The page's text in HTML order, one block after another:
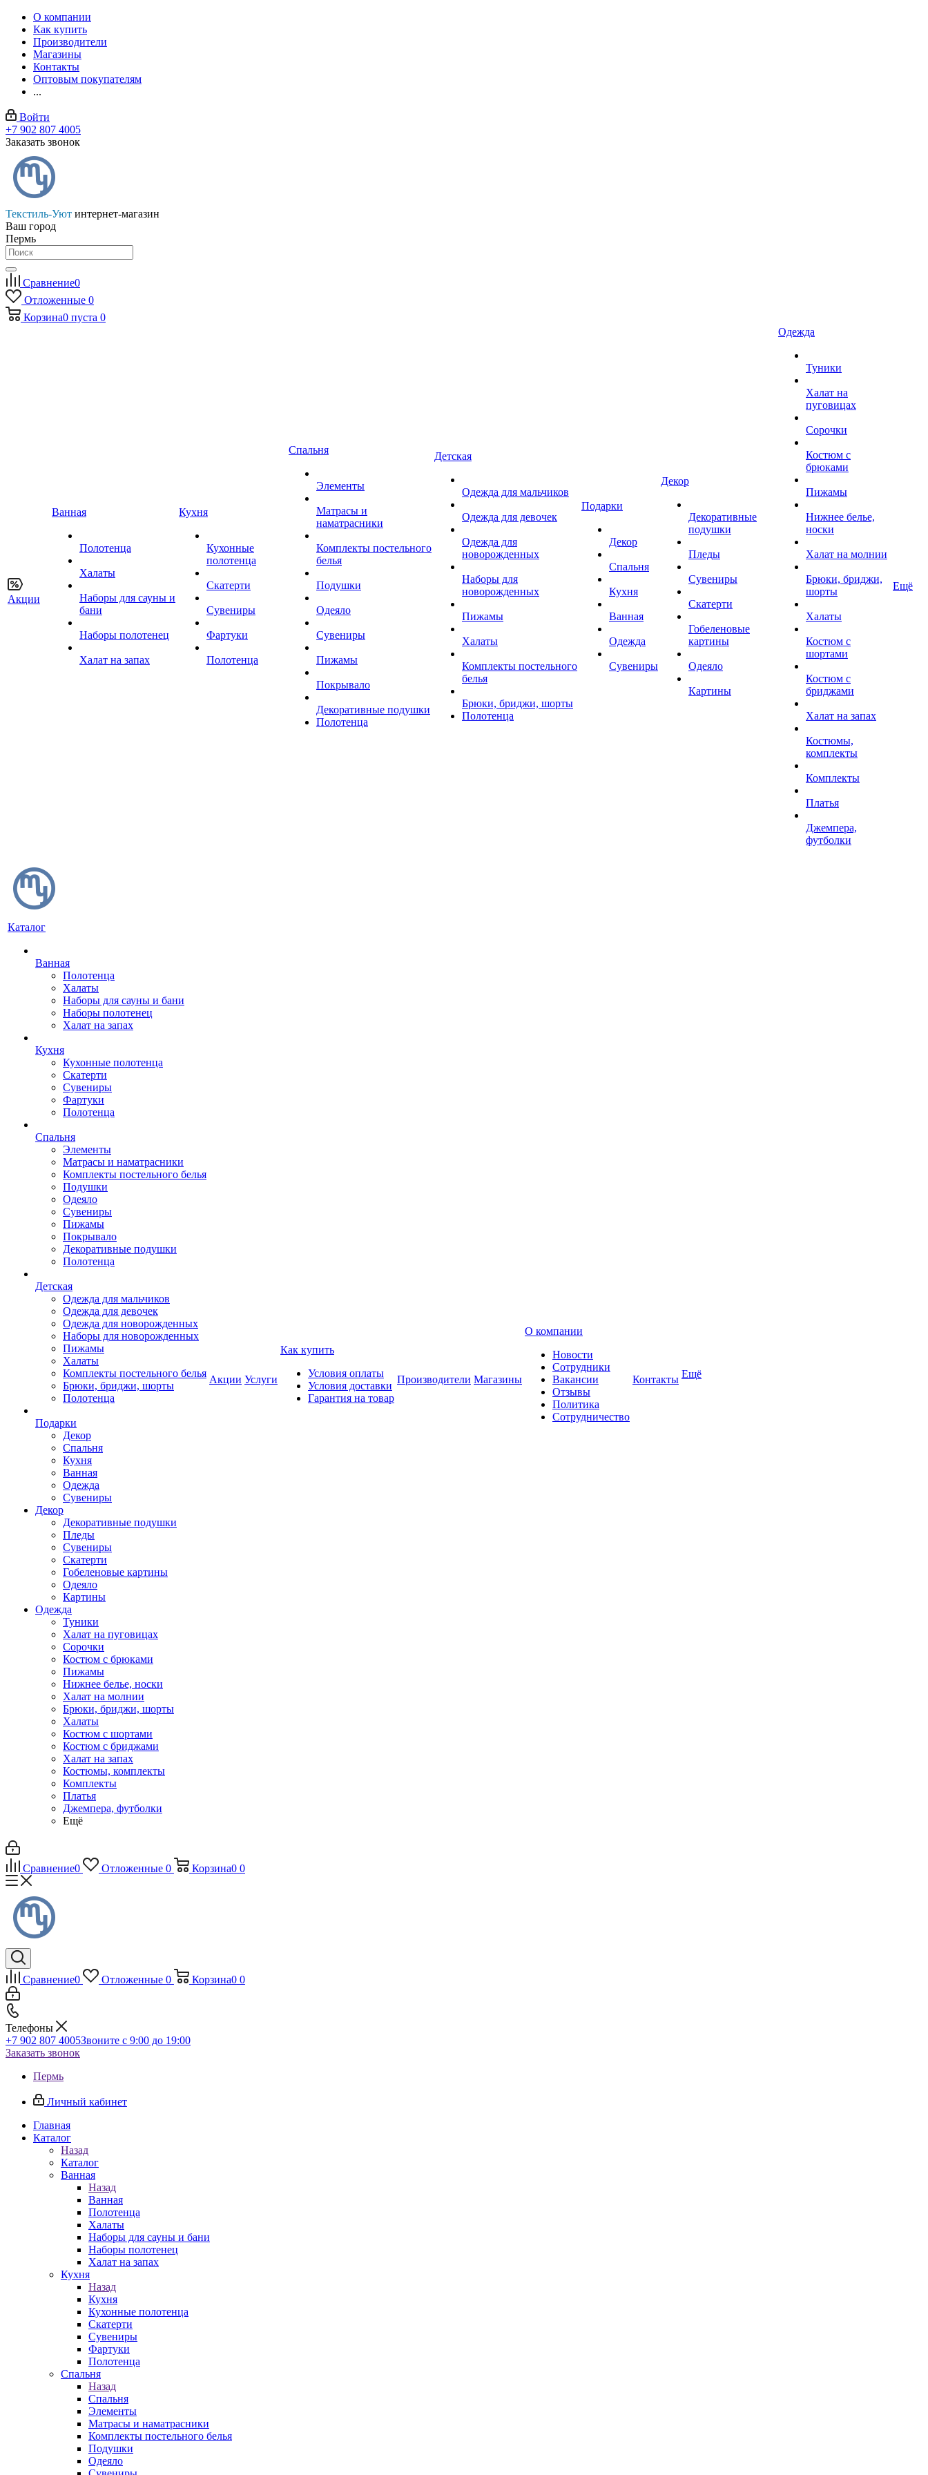
О компании
Как купить
Производители
Магазины
Контакты
Оптовым покупателям
...
Войти
+7 902 807 4005
Заказать звонок
Текстиль-Уют интернет-магазин
Ваш город
Пермь
Сравнение0
Отложенные 0
Корзина0 пуста 0
Акции
Ванная
Полотенца
Халаты
Наборы для сауны и
бани
Наборы полотенец
Халат на запах
Кухня
Кухонные
полотенца
Скатерти
Сувениры
Фартуки
Полотенца
Спальня
Элементы
Матрасы и
наматрасники
Комплекты постельного
белья
Подушки
Одеяло
Сувениры
Пижамы
Покрывало
Декоративные подушки
Полотенца
Детская
Одежда для мальчиков
Одежда для девочек
Одежда для
новорожденных
Наборы для
новорожденных
Пижамы
Халаты
Комплекты постельного
белья
Брюки, бриджи, шорты
Полотенца
Подарки
Декор
Спальня
Кухня
Ванная
Одежда
Сувениры
Декор
Декоративные
подушки
Пледы
Сувениры
Скатерти
Гобеленовые
картины
Одеяло
Картины
Одежда
Туники
Халат на
пуговицах
Сорочки
Костюм с
брюками
Пижамы
Нижнее белье,
носки
Халат на молнии
Брюки, бриджи,
шорты
Халаты
Костюм с
шортами
Костюм с
бриджами
Халат на запах
Костюмы,
комплекты
Комплекты
Платья
Джемпера,
футболки
Ещё
Каталог
Ванная
Полотенца
Халаты
Наборы для сауны и бани
Наборы полотенец
Халат на запах
Кухня
Кухонные полотенца
Скатерти
Сувениры
Фартуки
Полотенца
Спальня
Элементы
Матрасы и наматрасники
Комплекты постельного белья
Подушки
Одеяло
Сувениры
Пижамы
Покрывало
Декоративные подушки
Полотенца
Детская
Одежда для мальчиков
Одежда для девочек
Одежда для новорожденных
Наборы для новорожденных
Пижамы
Халаты
Комплекты постельного белья
Брюки, бриджи, шорты
Полотенца
Подарки
Декор
Спальня
Кухня
Ванная
Одежда
Сувениры
Декор
Декоративные подушки
Пледы
Сувениры
Скатерти
Гобеленовые картины
Одеяло
Картины
Одежда
Туники
Халат на пуговицах
Сорочки
Костюм с брюками
Пижамы
Нижнее белье, носки
Халат на молнии
Брюки, бриджи, шорты
Халаты
Костюм с шортами
Костюм с бриджами
Халат на запах
Костюмы, комплекты
Комплекты
Платья
Джемпера, футболки
Ещё
Акции Услуги
Как купить
Условия оплаты
Условия доставки
Гарантия на товар
Производители Магазины
О компании
Новости
Сотрудники
Вакансии
Отзывы
Политика
Сотрудничество
Контакты Ещё
Сравнение0 Отложенные 0 Корзина0 0
Сравнение0 Отложенные 0 Корзина0 0
Телефоны
+7 902 807 4005Звоните с 9:00 до 19:00
Заказать звонок
Пермь
Личный кабинет
Главная
Каталог
Назад
Каталог
Ванная
Назад
Ванная
Полотенца
Халаты
Наборы для сауны и бани
Наборы полотенец
Халат на запах
Кухня
Назад
Кухня
Кухонные полотенца
Скатерти
Сувениры
Фартуки
Полотенца
Спальня
Назад
Спальня
Элементы
Матрасы и наматрасники
Комплекты постельного белья
Подушки
Одеяло